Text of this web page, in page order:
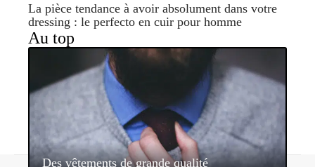
La pièce tendance à avoir absolument dans votre
dressing : le perfecto en cuir pour homme
Au top
Des vêtements de grande qualité